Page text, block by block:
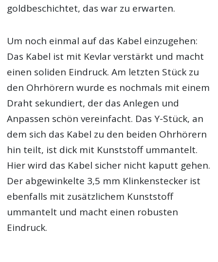
goldbeschichtet, das war zu erwarten.
Um noch einmal auf das Kabel einzugehen:
Das Kabel ist mit Kevlar verstärkt und macht
einen soliden Eindruck. Am letzten Stück zu
den Ohrhörern wurde es nochmals mit einem
Draht sekundiert, der das Anlegen und
Anpassen schön vereinfacht. Das Y-Stück, an
dem sich das Kabel zu den beiden Ohrhörern
hin teilt, ist dick mit Kunststoff ummantelt.
Hier wird das Kabel sicher nicht kaputt gehen.
Der abgewinkelte 3,5 mm Klinkenstecker ist
ebenfalls mit zusätzlichem Kunststoff
ummantelt und macht einen robusten
Eindruck.